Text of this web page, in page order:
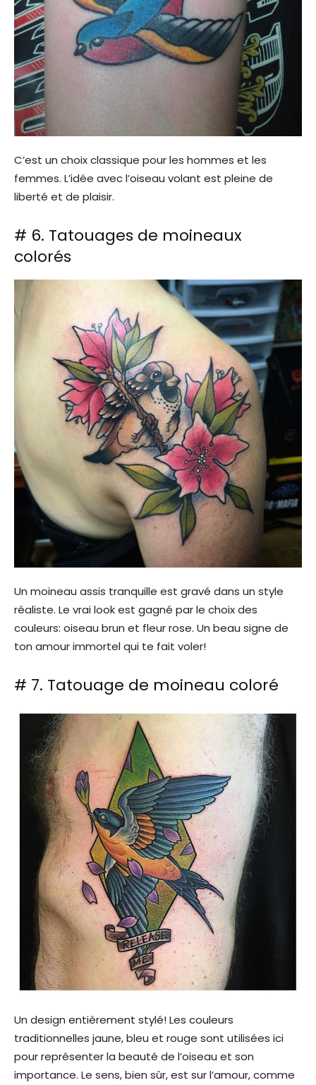
C’est un choix classique pour les hommes et les
femmes. L’idée avec l’oiseau volant est pleine de
liberté et de plaisir.
# 6. Tatouages ​​de moineaux
colorés
Un moineau assis tranquille est gravé dans un style
réaliste. Le vrai look est gagné par le choix des
couleurs: oiseau brun et fleur rose. Un beau signe de
ton amour immortel qui te fait voler!
# 7. Tatouage de moineau coloré
Un design entièrement stylé! Les couleurs
traditionnelles jaune, bleu et rouge sont utilisées ici
pour représenter la beauté de l’oiseau et son
importance. Le sens, bien sûr, est sur l’amour, comme